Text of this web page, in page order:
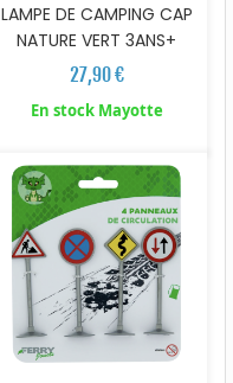
LAMPE DE CAMPING CAP
NATURE VERT 3ANS+
27,90 €
En stock Mayotte